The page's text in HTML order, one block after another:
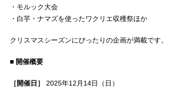
・モルック大会
・白芋・ナマズを使ったワクリエ収穫祭ほか
クリスマスシーズンにぴったりの企画が満載です。
■ 開催概要
［開催日］
2025年12月14日（日）